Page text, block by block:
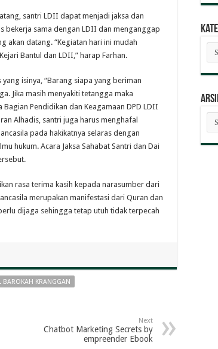
santri LDII dapat menjadi jaksa dan
bekerja sama dengan LDII dan menganggap
akan datang. “Kegiatan hari ini mudah
Bantul dan LDII,” harap Farhan.
isinya, “Barang siapa yang beriman
Jika masih menyakiti tetangga maka
Pendidikan dan Keagamaan DPD LDII
Alhadis, santri juga harus menghafal
pada hakikatnya selaras dengan
hukum. Acara Jaksa Sahabat Santri dan Dai
rasa terima kasih kepada narasumber dari
merupakan manifestasi dari Quran dan
dijaga sehingga tetap utuh tidak terpecah
BAROKAH KRANGGAN
Next
Chatbot Marketing Secrets by
empreender Ebook